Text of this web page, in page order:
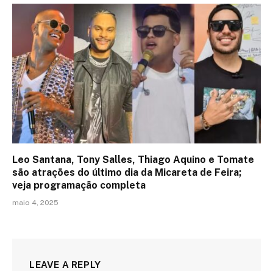
Leo Santana, Tony Salles, Thiago Aquino e Tomate
são atrações do último dia da Micareta de Feira;
veja programação completa
maio 4, 2025
LEAVE A REPLY